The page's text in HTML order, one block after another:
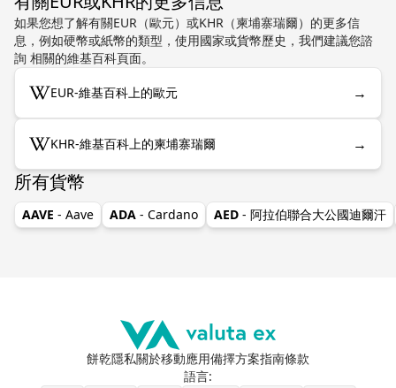
如果您想了解有關EUR（歐元）或KHR（柬埔寨瑞爾）的更多信
息，例如硬幣或紙幣的類型，使用國家或貨幣歷史，我們建議您諮
詢 相關的維基百科頁面。
EUR-維基百科上的歐元 →
KHR-維基百科上的柬埔寨瑞爾 →
所有貨幣
AAVE - Aave ADA - Cardano AED - 阿拉伯聯合大公國迪爾汗
餅乾隱私關於移動應用備擇方案指南條款
語言: